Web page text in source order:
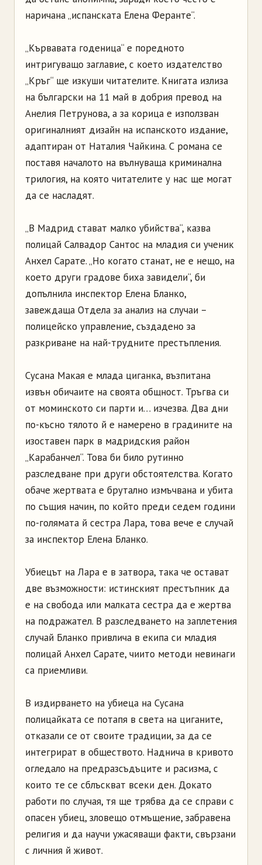
наричана „испанската Елена Феранте“.
„Кървавата годеница“ е поредното
интригуващо заглавие, с което издателство
„Кръг“ ще изкуши читателите. Книгата излиза
на български на 11 май в добрия превод на
Анелия Петрунова, а за корица е използван
оригиналният дизайн на испанското издание,
адаптиран от Наталия Чайкина. С романа се
поставя началото на вълнуваща криминална
трилогия, на която читателите у нас ще могат
да се насладят.
„В Мадрид стават малко убийства“, казва
полицай Салвадор Сантос на младия си ученик
Анхел Сарате. „Но когато станат, не е нещо, на
което други градове биха завидели“, би
допълнила инспектор Елена Бланко,
завеждаща Отдела за анализ на случаи –
полицейско управление, създадено за
разкриване на най-трудните престъпления.
Сусана Макая е млада циганка, възпитана
извън обичаите на своята общност. Тръгва си
от моминското си парти и… изчезва. Два дни
по-късно тялото й е намерено в градините на
изоставен парк в мадридския район
„Карабанчел“. Това би било рутинно
разследване при други обстоятелства. Когато
обаче жертвата е брутално измъчвана и убита
по същия начин, по който преди седем години
по-голямата й сестра Лара, това вече е случай
за инспектор Елена Бланко.
Убиецът на Лара е в затвора, така че остават
две възможности: истинският престъпник да
е на свобода или малката сестра да е жертва
на подражател. В разследването на заплетения
случай Бланко привлича в екипа си младия
полицай Анхел Сарате, чиито методи невинаги
са приемливи.
В издирването на убиеца на Сусана
полицайката се потапя в света на циганите,
отказали се от своите традиции, за да се
интегрират в обществото. Наднича в кривото
огледало на предразсъдъците и расизма, с
които те се сблъскват всеки ден. Докато
работи по случая, тя ще трябва да се справи с
опасен убиец, зловещо отмъщение, забравена
религия и да научи ужасяващи факти, свързани
с личния й живот.